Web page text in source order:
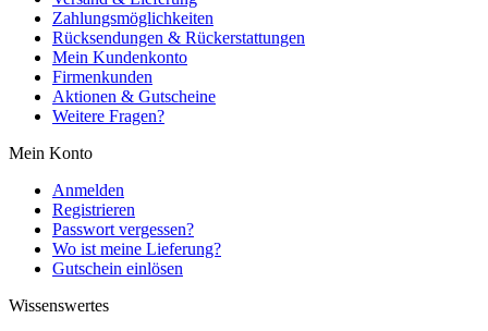
Zahlungsmöglichkeiten
Rücksendungen & Rückerstattungen
Mein Kundenkonto
Firmenkunden
Aktionen & Gutscheine
Weitere Fragen?
Mein Konto
Anmelden
Registrieren
Passwort vergessen?
Wo ist meine Lieferung?
Gutschein einlösen
Wissenswertes